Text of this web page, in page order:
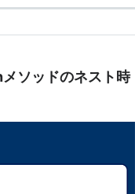
ソッドのネスト時